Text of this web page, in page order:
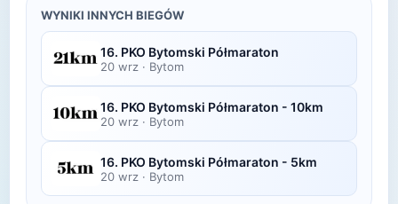
w ciągu kilku dni po zawodach na swojej stronie
lub fanpage'u na Facebooku.
WYNIKI INNYCH BIEGÓW
16. PKO Bytomski Półmaraton
20 wrz · Bytom
16. PKO Bytomski Półmaraton - 10km
20 wrz · Bytom
16. PKO Bytomski Półmaraton - 5km
20 wrz · Bytom